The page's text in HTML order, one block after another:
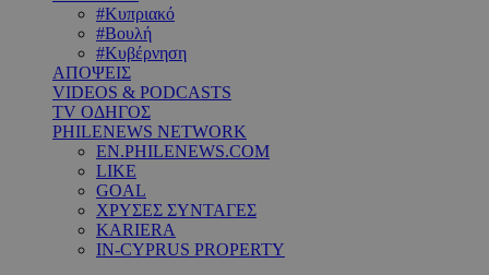
#Κυπριακό
#Βουλή
#Κυβέρνηση
ΑΠΟΨΕΙΣ
VIDEOS & PODCASTS
TV ΟΔΗΓΟΣ
PHILENEWS NETWORK
EN.PHILENEWS.COM
LIKE
GOAL
ΧΡΥΣΕΣ ΣΥΝΤΑΓΕΣ
KARIERA
IN-CYPRUS PROPERTY